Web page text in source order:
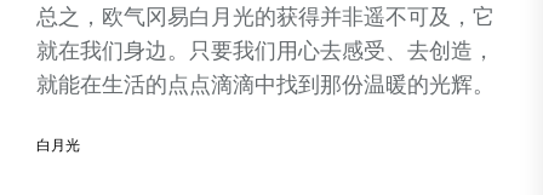
总之，欧气冈易白月光的获得并非遥不可及，它
就在我们身边。只要我们用心去感受、去创造，
就能在生活的点点滴滴中找到那份温暖的光辉。
白月光